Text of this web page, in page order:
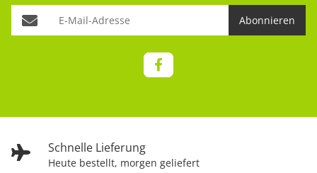
Schnelle Lieferung
Heute bestellt, morgen geliefert
Abonnieren